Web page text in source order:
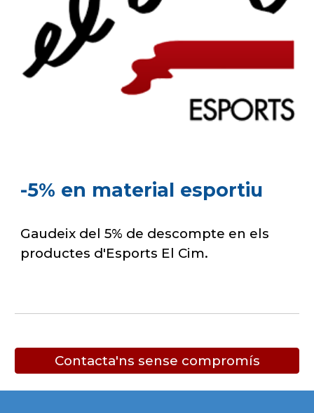
-5% en material esportiu
Gaudeix del 5% de descompte en els
productes d'Esports El Cim.
Contacta'ns sense compromís